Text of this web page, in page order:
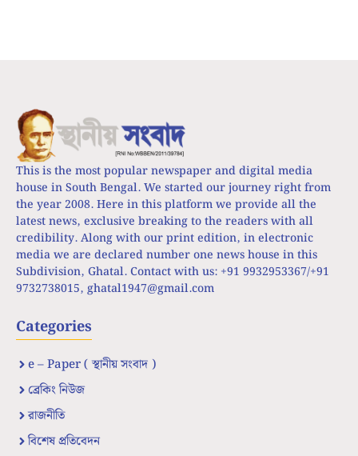
This is the most popular newspaper and digital media
house in South Bengal. We started our journey right from
the year 2008. Here in this platform we provide all the
latest news, exclusive breaking to the readers with all
credibility. Along with our print edition, in electronic
media we are declared number one news house in this
Subdivision, Ghatal. Contact with us: +91 9932953367/+91
9732738015, ghatal1947@gmail.com
Categories
e – Paper ( স্থানীয় সংবাদ )
ব্রেকিং নিউজ
রাজনীতি
বিশেষ প্রতিবেদন